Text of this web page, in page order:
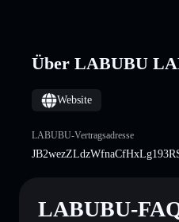
Über LABUBU
Website
LABUBU-Vertragsadresse
LABUBU-